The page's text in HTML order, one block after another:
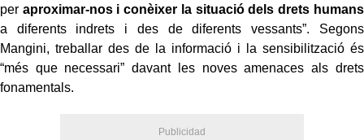
per aproximar-nos i conèixer la situació dels drets humans
a diferents indrets i des de diferents vessants”. Segons
Mangini, treballar des de la informació i la sensibilització és
“més que necessari” davant les noves amenaces als drets
fonamentals.